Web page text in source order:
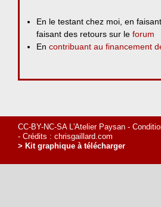
En le testant chez moi, en
faisant des retours sur leforum
Encontribuant au financement
CC-BY-NC-SA L'Atelier Paysan -
- Crédits : chrisgaillard.com
> Kit graphique à télécharger